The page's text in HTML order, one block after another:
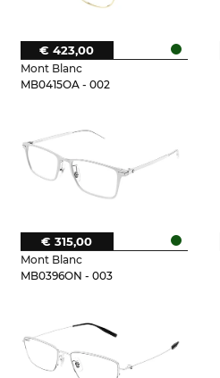
Mont Blanc
MB0415OA - 002
€ 423,00
Mont Blanc
MB0396ON - 003
€ 315,00